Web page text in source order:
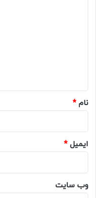
نام*
ایمیل*
وب‌ سایت